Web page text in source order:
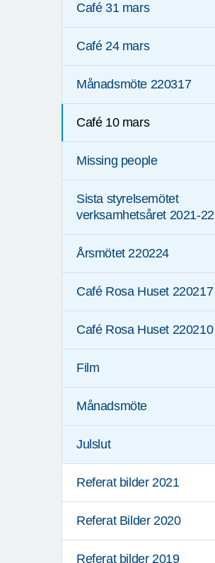
Café 31 mars
Café 24 mars
Månadsmöte 220317
Café 10 mars
Missing people
Sista styrelsemötet
verksamhetsåret 2021-22
Årsmötet 220224
Café Rosa Huset 220217
Café Rosa Huset 220210
Film
Månadsmöte
Julslut
Referat bilder 2021
Referat Bilder 2020
Referat bilder 2019